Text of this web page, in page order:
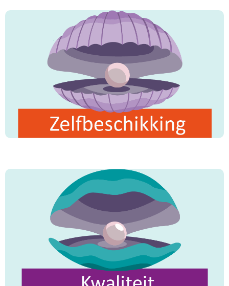
Reinheid
is de helft van het geloof."
Kennis
vergaren is een plicht voor iedere
moslim."